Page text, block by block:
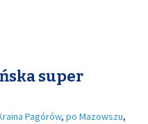
super
Pagórów, po Mazowszu,